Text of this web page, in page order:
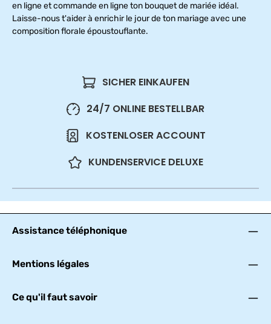
en ligne et commande en ligne ton bouquet de mariée idéal.
Laisse-nous t'aider à enrichir le jour de ton mariage avec une
composition florale époustouflante.
SICHER EINKAUFEN
24/7 ONLINE BESTELLBAR
KOSTENLOSER ACCOUNT
KUNDENSERVICE DELUXE
Assistance téléphonique
Mentions légales
Ce qu'il faut savoir